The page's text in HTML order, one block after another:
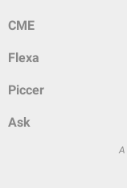
CME
Flexa
Piccer
Ask
A